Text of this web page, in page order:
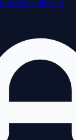
React y NextJS